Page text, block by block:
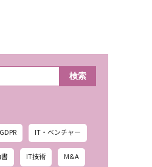
検索
GDPR IT・ベンチャー
IT技術 M&A